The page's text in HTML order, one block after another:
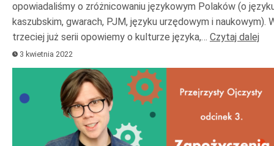
opowiadaliśmy o zróżnicowaniu językowym Polaków (o
kaszubskim, gwarach, PJM, języku urzędowym i naukowym).
trzeciej już serii opowiemy o kulturze języka,… Czytaj dalej
3 kwietnia 2022